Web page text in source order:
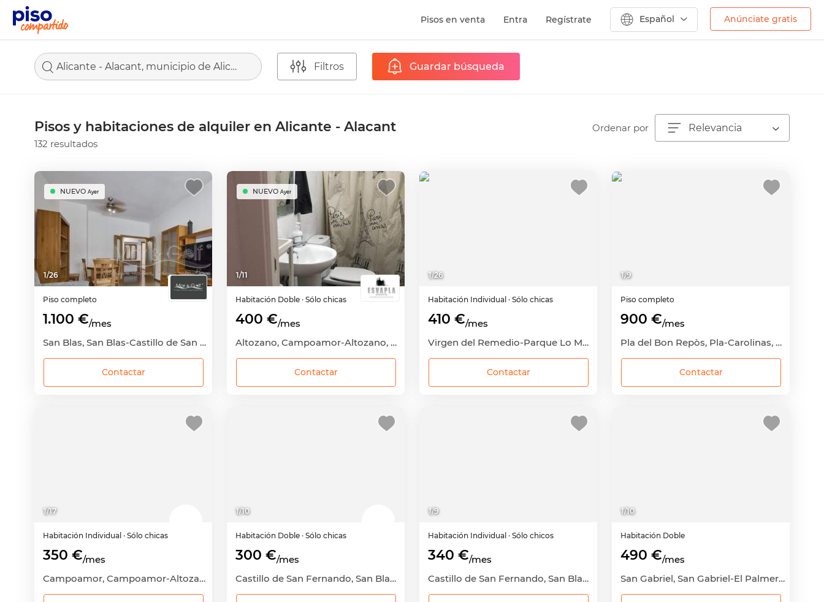
Pisos en venta Entra Regístrate Español Anúnciate gratis
Alicante - Alacant, municipio de Alicante Filtros Guardar búsqueda
Pisos y habitaciones de alquiler en Alicante - Alacant
132 resultados
Ordenar por Relevancia
1/26
NUEVO Ayer
Piso completo
1.100 €/mes
San Blas, San Blas-Castillo de San Fernando, Alicante - Alacant, Alicante
Contactar
1/11
NUEVO Ayer
Habitación Doble · Sólo chicas
400 €/mes
Altozano, Campoamor-Altozano, Alicante - Alacant, Alicante
Contactar
1/26
Habitación Individual · Sólo chicas
410 €/mes
Virgen del Remedio-Parque Lo Morant, Zona Norte, Alicante - Alacant, Alicante
Contactar
1/9
Piso completo
900 €/mes
Pla del Bon Repòs, Pla-Carolinas, Alicante - Alacant, Alicante
Contactar
1/17
Habitación Individual · Sólo chicas
350 €/mes
Campoamor, Campoamor-Altozano, Alicante - Alacant, Alicante
1/10
Habitación Doble · Sólo chicas
300 €/mes
Castillo de San Fernando, San Blas-Castillo de San Fernando, Alicante - Alacant, Alicante
1/9
Habitación Individual · Sólo chicos
340 €/mes
Castillo de San Fernando, San Blas-Castillo de San Fernando, Alicante - Alacant, Alicante
1/10
Habitación Doble
490 €/mes
San Gabriel, San Gabriel-El Palmeral-Urbanova, Alicante - Alacant, Alicante